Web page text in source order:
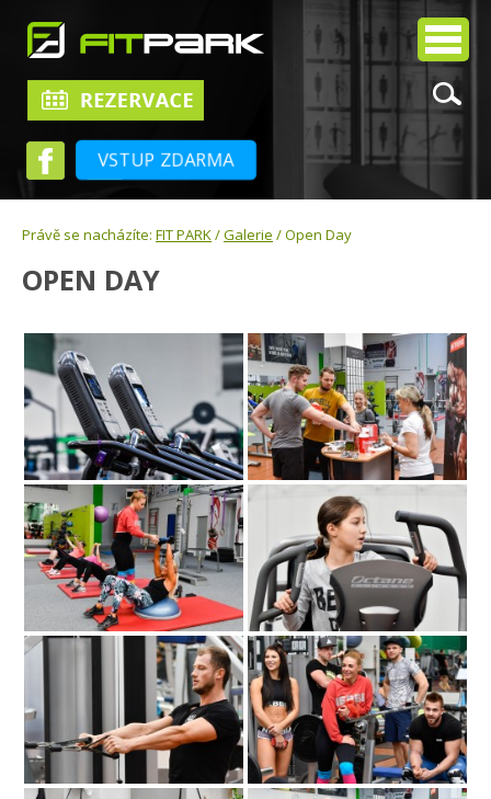
VSTUP ZDARMA
Právě se nacházíte: FIT PARK/Galerie / Open Day
OPEN DAY